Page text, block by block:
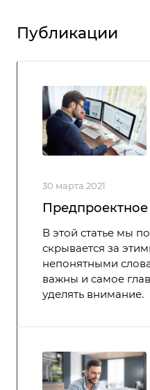
Публикации
30 марта 2021
В этой статье мы
скрывается за
непонятными
важны и самое
уделять внимание.